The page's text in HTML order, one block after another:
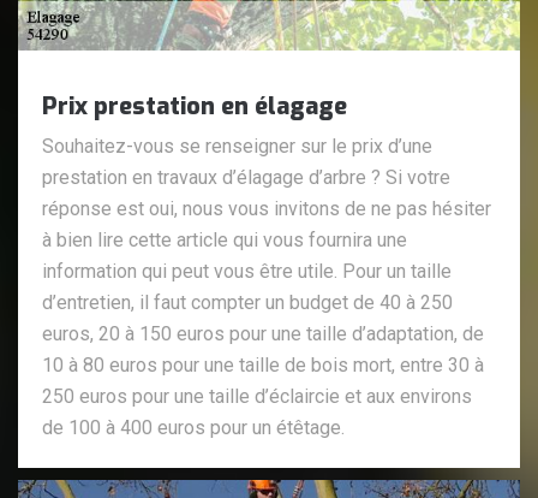
Prix prestation en élagage
Souhaitez-vous se renseigner sur le prix d’une
prestation en travaux d’élagage d’arbre ? Si votre
réponse est oui, nous vous invitons de ne pas hésiter
à bien lire cette article qui vous fournira une
information qui peut vous être utile. Pour un taille
d’entretien, il faut compter un budget de 40 à 250
euros, 20 à 150 euros pour une taille d’adaptation, de
10 à 80 euros pour une taille de bois mort, entre 30 à
250 euros pour une taille d’éclaircie et aux environs
de 100 à 400 euros pour un étêtage.